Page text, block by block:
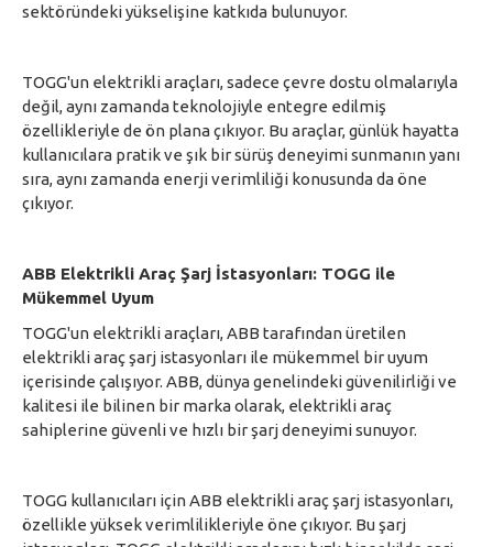
sektöründeki yükselişine katkıda bulunuyor.
TOGG'un elektrikli araçları, sadece çevre dostu olmalarıyla
değil, aynı zamanda teknolojiyle entegre edilmiş
özellikleriyle de ön plana çıkıyor. Bu araçlar, günlük hayatta
kullanıcılara pratik ve şık bir sürüş deneyimi sunmanın yanı
sıra, aynı zamanda enerji verimliliği konusunda da öne
çıkıyor.
ABB Elektrikli Araç Şarj İstasyonları: TOGG ile
Mükemmel Uyum
TOGG'un elektrikli araçları, ABB tarafından üretilen
elektrikli araç şarj istasyonları ile mükemmel bir uyum
içerisinde çalışıyor. ABB, dünya genelindeki güvenilirliği ve
kalitesi ile bilinen bir marka olarak, elektrikli araç
sahiplerine güvenli ve hızlı bir şarj deneyimi sunuyor.
TOGG kullanıcıları için ABB elektrikli araç şarj istasyonları,
özellikle yüksek verimlilikleriyle öne çıkıyor. Bu şarj